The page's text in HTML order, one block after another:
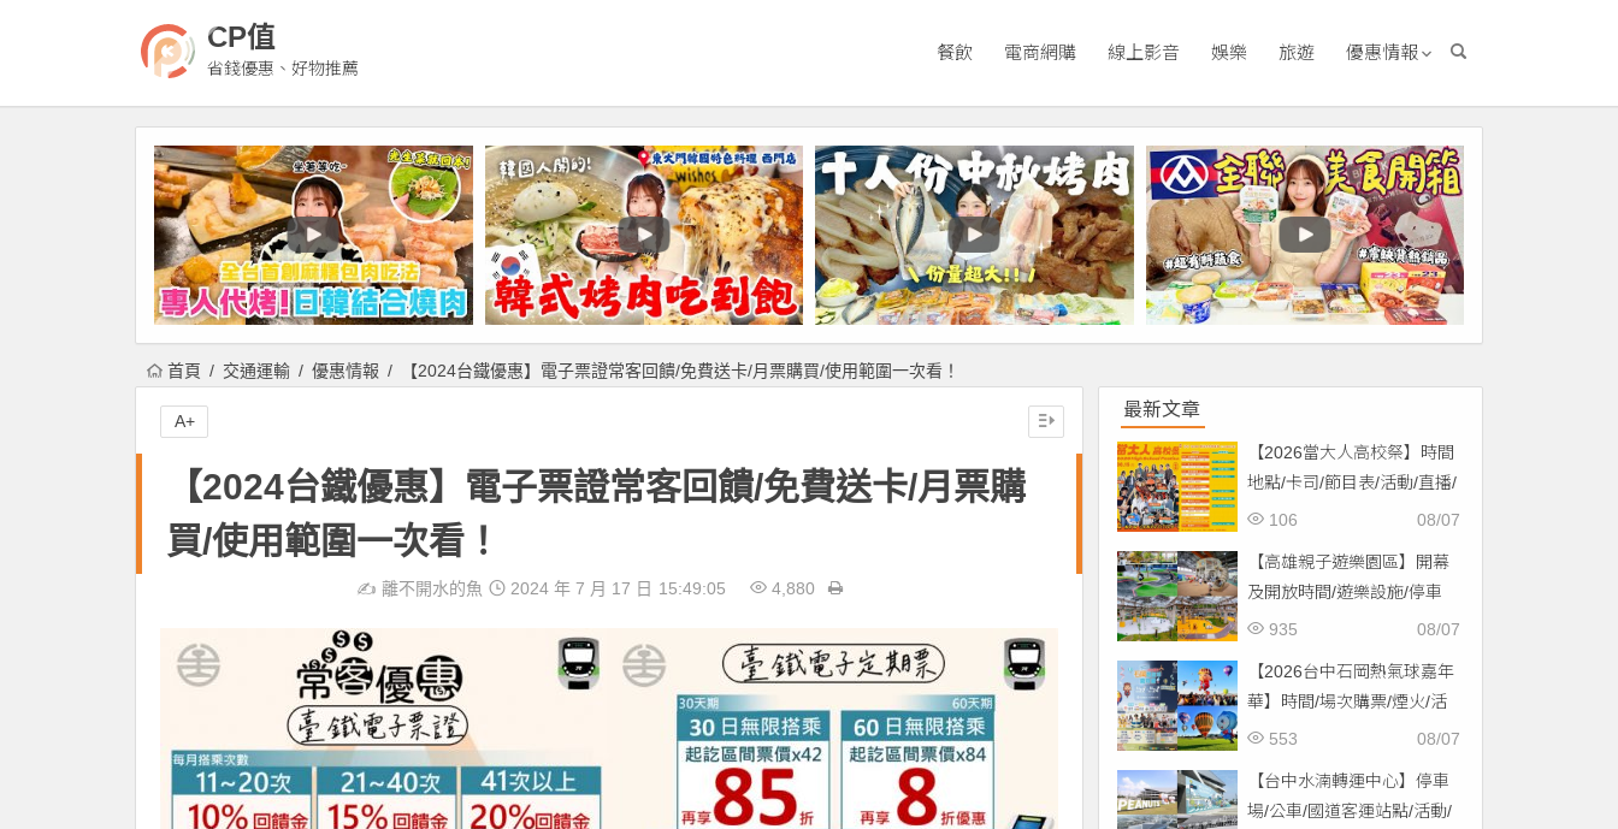
CP值
省錢優惠、好物推薦
餐飲 電商網購 線上影音 娛樂 旅遊 優惠情報
首頁 交通運輸 優惠情報 【2024台鐵優惠】電子票證常客回饋/免費送卡/月票購買/使用範圍一次看！
【2024台鐵優惠】電子票證常客回饋/免費送卡/月票購
買/使用範圍一次看！
✍️離不開水的魚 2024 年 7 月 17 日 15:49:05 4,880
A+
最新文章
【2026當大人高校祭】時間
地點/卡司/節目表/活動/直播/
交通，免費入場！
08/07
106
【高雄親子遊樂園區】開幕
及開放時間/遊樂設施/停車
場/交通一次看！
08/07
935
【2026台中石岡熱氣球嘉年
華】時間/場次購票/煙火/活
動/交通，土牛運動公園登08/07
553
【台中水湳轉運中心】停車
場/公車/國道客運站點/活動/